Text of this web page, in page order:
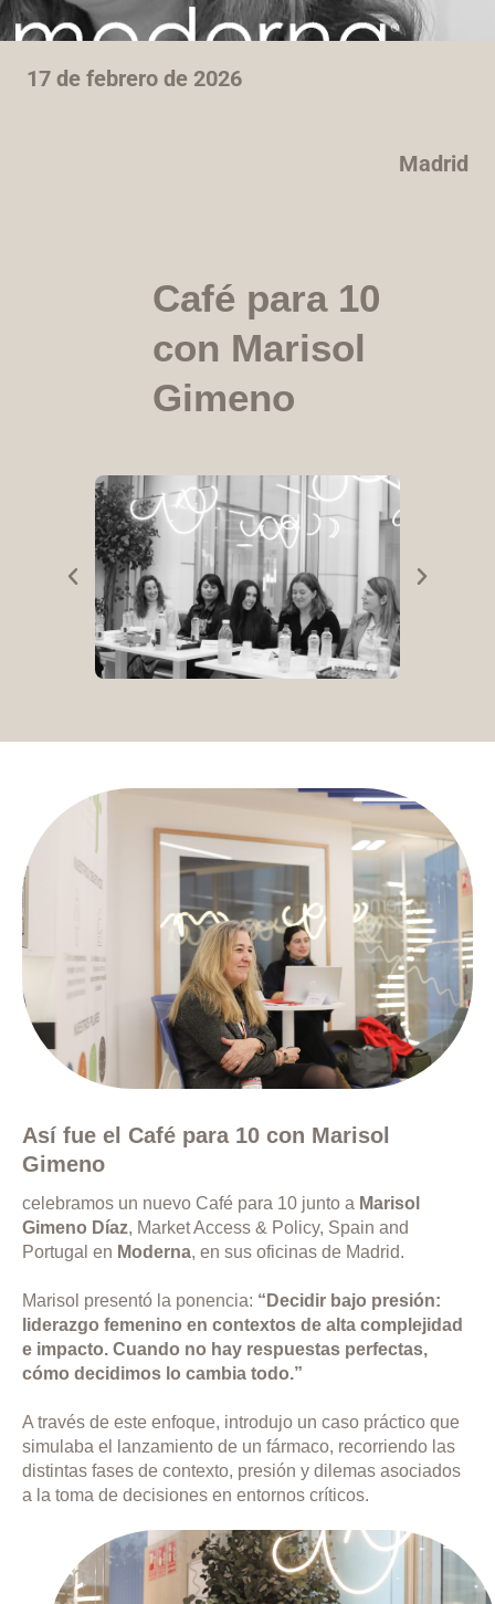
17 de febrero de 2026
Madrid
Café para 10
con Marisol
Gimeno
Así fue el Café para 10 con Marisol
Gimeno
celebramos un nuevo Café para 10 junto a Marisol
Gimeno Díaz, Market Access & Policy, Spain and
Portugal en Moderna, en sus oficinas de Madrid.
Marisol presentó la ponencia: “Decidir bajo presión:
liderazgo femenino en contextos de alta complejidad
e impacto. Cuando no hay respuestas perfectas,
cómo decidimos lo cambia todo.”
A través de este enfoque, introdujo un caso práctico que
simulaba el lanzamiento de un fármaco, recorriendo las
distintas fases de contexto, presión y dilemas asociados
a la toma de decisiones en entornos críticos.